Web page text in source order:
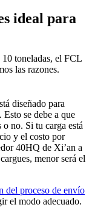
ideal para
toneladas, el FCL
las razones.
diseñado para
. Esto se debe a que
no. Si tu carga está
y el costo por
40HQ de Xi’an a
menor será el
del proceso de envío
el modo adecuado.